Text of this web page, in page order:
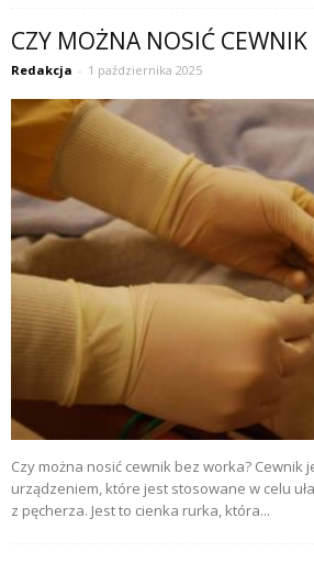
CZY MOŻNA NOSIĆ CEWNIK
Redakcja - 1 października 2025
Czy można nosić cewnik bez worka? Cewnik
urządzeniem, które jest stosowane w celu
z pęcherza. Jest to cienka rurka, która...